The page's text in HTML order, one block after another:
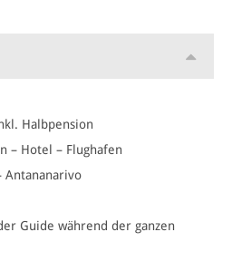
Halbpension
– Hotel – Flughafen
Antananarivo
Guide während der ganzen